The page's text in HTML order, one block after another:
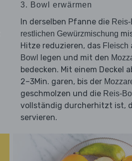
3. Bowl erwärmen
In derselben Pfanne die Reis-
restlichen Gewürzmischung
Hitze reduzieren, das Fleisch
Bowl legen und mit den
bedecken. Mit einem Deckel
2–3Min. garen, bis der
geschmolzen und die Reis-
vollständig durcherhitzt ist,
servieren.